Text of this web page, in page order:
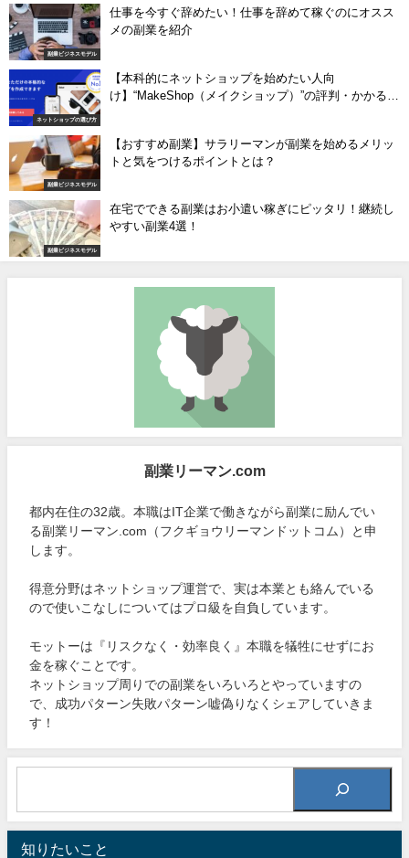
副業ビジネスモデル
仕事を今すぐ辞めたい！仕事を辞めて稼ぐのにオスス
メの副業を紹介
ネットショップの選び方
【本科的にネットショップを始めたい人向
け】“MakeShop（メイクショップ）”の評判・かかる費
副業ビジネスモデル
【おすすめ副業】サラリーマンが副業を始めるメリッ
トと気をつけるポイントとは？
副業ビジネスモデル
在宅でできる副業はお小遣い稼ぎにピッタリ！継続し
やすい副業4選！
副業リーマン.com
都内在住の32歳。本職はIT企業で働きながら副業に励んでい
る副業リーマン.com（フクギョウリーマンドットコム）と申
します。
得意分野はネットショップ運営で、実は本業とも絡んでいる
ので使いこなしについてはプロ級を自負しています。
モットーは『リスクなく・効率良く』本職を犠牲にせずにお
金を稼ぐことです。
ネットショップ周りでの副業をいろいろとやっていますの
で、成功パターン失敗パターン嘘偽りなくシェアしていきま
す！
知りたいこと